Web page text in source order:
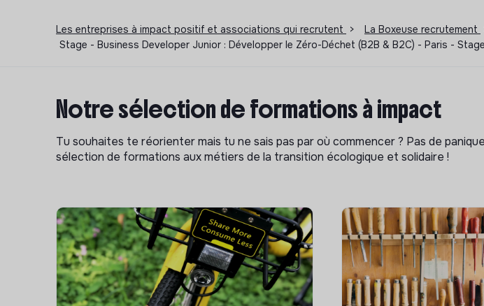
Les entreprises à impact positif et associations qui recrutent > La Boxeuse recrutement
Stage - Business Developer Junior : Développer le Zéro-Déchet (B2B & B2C) - Paris -
Notre sélection de formations à impact
Tu souhaites te réorienter mais tu ne sais pas par où commencer ? Pas de
sélection de formations aux métiers de la transition écologique et solidaire !